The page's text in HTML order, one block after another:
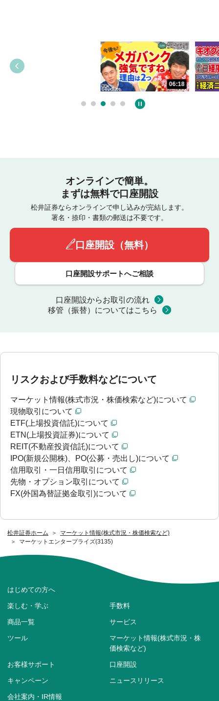
松井証券ホーム
マーケット情報(株式市況・株価検索など)
マーケットエンタープライズ(3135)
06:18
オンラインで簡単。
まずは無料で口座開設
松井証券ならオンラインで申し込みが完結します。
署名・捺印・書類の郵送は不要です。
口座開設（無料）
口座開設サポートへご相談
口座開設からお取引の流れ
移管（振替）についてはこちら
リスクおよび手数料などについて
マーケット情報(株式市況・株価検索など)について
現物取引について
ETF(上場投資信託)について
ETN(上場投資証券)について
REIT(不動産投資信託)について
IPO(新規公開株)、PO(公募・売出し)について
信用取引・一日信用取引について
先物・オプション取引について
FX(外国為替証拠金取引)について
はじめての方へ
楽しむ・学ぶ 手数料
商品一覧 サービス
ツール
マーケット情報(株式市況・株
価検索など)
お客様サポート 口座開設
キャンペーン ニュースリリース
会社案内・IR情報